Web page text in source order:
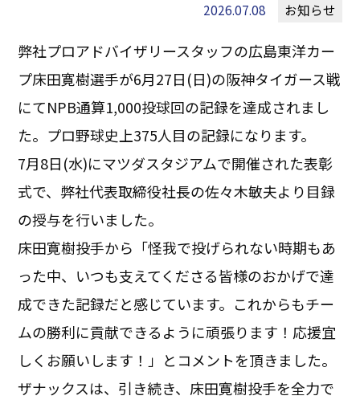
2026.07.08 お知らせ
弊社プロアドバイザリースタッフの広島東洋カー
プ床田寛樹選手が6月27日(日)の阪神タイガース戦
にてNPB通算1,000投球回の記録を達成されまし
た。プロ野球史上375人目の記録になります。
7月8日(水)にマツダスタジアムで開催された表彰
式で、弊社代表取締役社長の佐々木敏夫より目録
の授与を行いました。
床田寛樹投手から「怪我で投げられない時期もあ
った中、いつも支えてくださる皆様のおかげで達
成できた記録だと感じています。これからもチー
ムの勝利に貢献できるように頑張ります！応援宜
しくお願いします！」とコメントを頂きました。
ザナックスは、引き続き、床田寛樹投手を全力で